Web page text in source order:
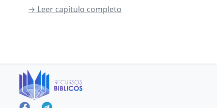
→ Leer capítulo completo